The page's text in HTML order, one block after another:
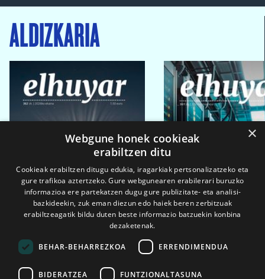
ALDIZKARIA
×
Webgune honek cookieak
erabiltzen ditu
Cookieak erabiltzen ditugu edukia, iragarkiak pertsonalizatzeko eta
gure trafikoa aztertzeko. Gure webgunearen erabilerari buruzko
informazioa ere partekatzen dugu gure publizitate- eta analisi-
bazkideekin, zuk eman diezun edo haiek beren zerbitzuak
erabiltzeagatik bildu duten beste informazio batzuekin konbina
dezaketenak.
BEHAR-BEHARREZKOA ERRENDIMENDUA
BIDERATZEA FUNTZIONALTASUNA